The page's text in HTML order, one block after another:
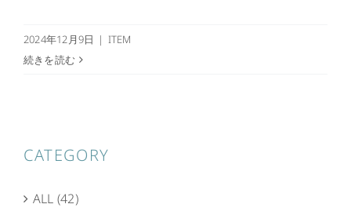
2024年12月9日 | ITEM
続きを読む
CATEGORY
ALL (42)